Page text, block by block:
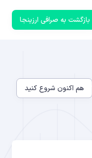
بازگشت به صرافی ارزینجا
هم اکنون شروع کنید